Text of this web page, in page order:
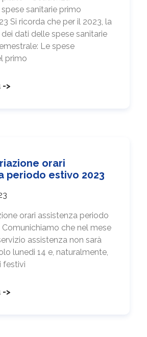
sanitarie primo
Si ricorda che per il 2023, la
dati delle spese sanitarie
Le spese
primo
->
orari
periodo estivo 2023
orari assistenza periodo
che nel mese
assistenza non sarà
lunedi 14 e, naturalmente,
festivi
->